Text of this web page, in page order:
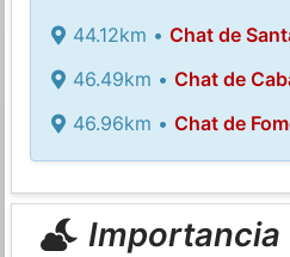
44.12km • Chat de
46.49km • Chat de
46.96km • Chat de
Importancia